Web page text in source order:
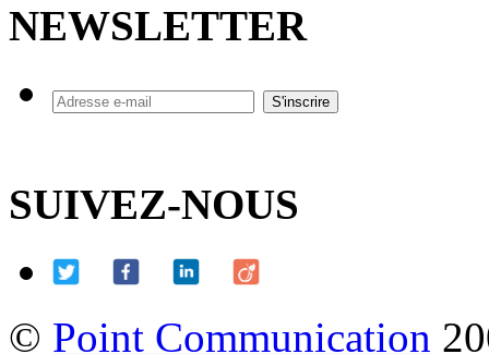
NEWSLETTER
SUIVEZ-NOUS
© Point Communication